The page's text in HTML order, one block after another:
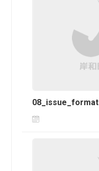
08_issue_format